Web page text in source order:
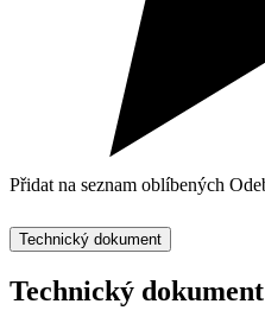
Přidat na seznam oblíbených
Technický dokument
Technický dokument